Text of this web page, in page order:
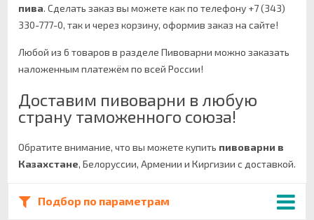
пива. Сделать заказ вы можете как по телефону +7 (343)
330-777-0, так и через корзину, оформив заказ на сайте!
Любой из 6 товаров в разделе Пивоварни можно заказать
наложенным платежём по всей России!
Доставим пивоварни в любую
страну таможенного союза!
Обратите внимание, что вы можете купить пивоварни в
Казахстане, Белоруссии, Армении и Киргизии с доставкой.
Подбор по параметрам